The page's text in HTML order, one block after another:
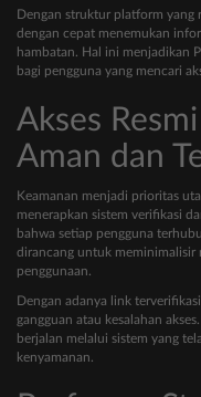
Dengan struktur platform yang
dengan cepat menemukan
hambatan. Hal ini menjadikan
bagi pengguna yang mencari
Akses
Aman dan
Keamanan menjadi prioritas
menerapkan sistem verifikasi
bahwa setiap pengguna
dirancang untuk meminimalisir
penggunaan.
Dengan adanya link
gangguan atau kesalahan
berjalan melalui sistem yang
kenyamanan.